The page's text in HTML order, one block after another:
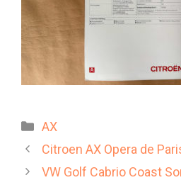
Kategorien
AX
Citroen AX Opera de
VW Golf Cabrio Coast